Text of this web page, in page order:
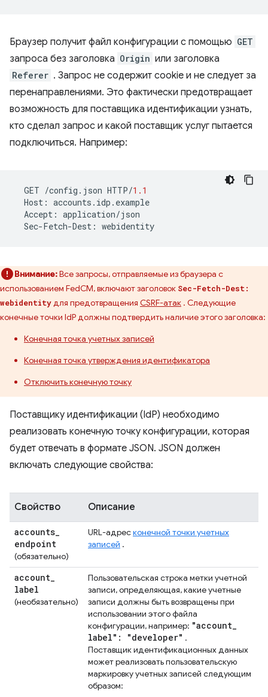
Браузер получит файл конфигурации с помощью GET
запроса без заголовка Origin или заголовка
Referer . Запрос не содержит cookie и не следует за
перенаправлениями. Это фактически предотвращает
возможность для поставщика идентификации узнать,
кто сделал запрос и какой поставщик услуг пытается
подключиться. Например:
GET /config . json HTTP/1.1
Host : accounts . idp . example
Accept : application/json
Sec-Fetch-Dest : webidentity
Внимание:Все запросы, отправляемые из браузера с
использованием FedCM, включают заголовок Sec-Fetch-Dest:
webidentityдля предотвращения CSRF-атак . Следующие
конечные точки IdP должны подтвердить наличие этого заголовка:
Конечная точка учетных записей
Конечная точка утверждения идентификатора
Отключить конечную точку
Поставщику идентификации (IdP) необходимо
реализовать конечную точку конфигурации, которая
будет отвечать в формате JSON. JSON должен
включать следующие свойства:
Свойство Описание
accounts_
endpoint
(обязательно)
URL-адресконечной точки учетных
записей .
account_
label
(необязательно)
Пользовательская строка метки учетной
записи, определяющая, какие учетные
записи должны быть возвращены при
использовании этого файла
конфигурации, например: "account_
label": "developer" .
Поставщик идентификационных данных
может реализовать пользовательскую
маркировку учетных записей следующим
образом: